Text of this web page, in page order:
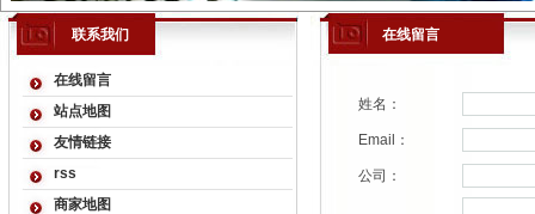
联系我们
在线留言
站点地图
友情链接
rss
商家地图
在线留言
姓名：
Email：
公司：